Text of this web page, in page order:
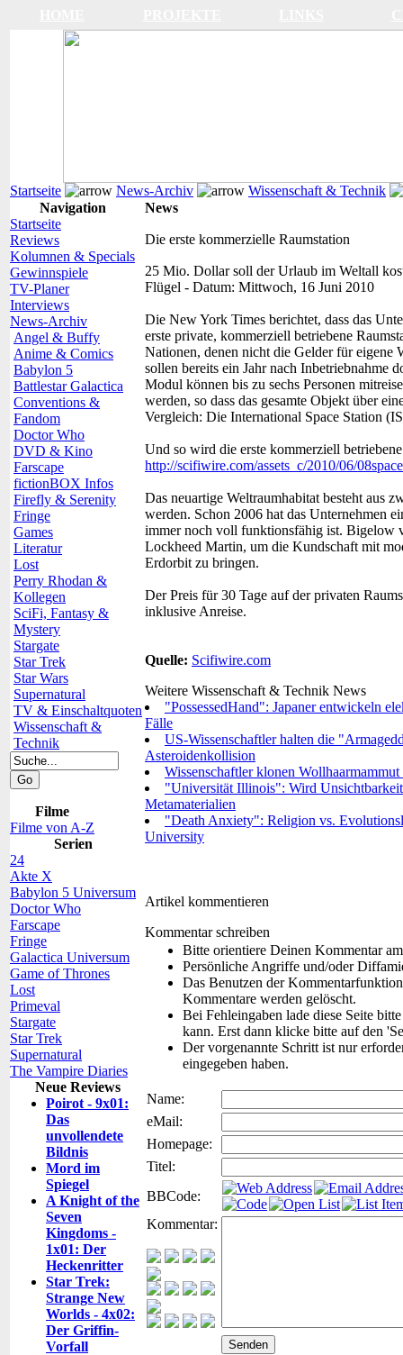
Startseite News-Archiv
Wissenschaft & Technik
Navigation
Startseite
Reviews
Kolumnen & Specials
Gewinnspiele
TV-Planer
Interviews
News-Archiv
Angel & Buffy
Anime & Comics
Babylon 5
Battlestar Galactica
Conventions &
Fandom
Doctor Who
DVD & Kino
Farscape
fictionBOX Infos
Firefly & Serenity
Fringe
Games
Literatur
Lost
Perry Rhodan &
Kollegen
SciFi, Fantasy &
Mystery
Stargate
Star Trek
Star Wars
Supernatural
TV & Einschaltquoten
Wissenschaft &
Technik
Filme
Filme von A-Z
Serien
24
Akte X
Babylon 5 Universum
Doctor Who
Farscape
Fringe
Galactica Universum
Game of Thrones
Lost
Primeval
Stargate
Star Trek
Supernatural
The Vampire Diaries
Neue Reviews
Poirot - 9x01:
Das
unvollendete
Bildnis
Mord im
Spiegel
A Knight of the
Seven
Kingdoms -
1x01: Der
Heckenritter
Star Trek:
Strange New
Worlds - 4x02:
Der Griffin-
Vorfall
News
Die erste kommerzielle Raumstation
25 Mio. Dollar soll der Urlaub im Weltall
Flügel - Datum: Mittwoch, 16 Juni 2010
Die New York Times berichtet, dass das
erste private, kommerziell betriebene
Nationen, denen nicht die Gelder für eigene
sollen bereits ein Jahr nach Inbetriebnahme
Modul können bis zu sechs Personen
werden, so dass das gesamte Objekt über
Vergleich: Die International Space Station
Und so wird die erste kommerziell
http://scifiwire.com/assets_c/2010/06/
Das neuartige Weltraumhabitat besteht aus
werden. Schon 2006 hat das Unternehmen
immer noch voll funktionsfähig ist. Bigelow
Lockheed Martin, um die Kundschaft mit
Erdorbit zu bringen.
Der Preis für 30 Tage auf der privaten
inklusive Anreise.
Quelle: Scifiwire.com
Weitere Wissenschaft & Technik News
"PossessedHand": Japaner entwickeln
Fälle
US-Wissenschaftler halten die
Asteroidenkollision
Wissenschaftler klonen
"Universität Illinois": Wird
Metamaterialien
"Death Anxiety": Religion vs.
University
Artikel kommentieren
Kommentar schreiben
Bitte orientiere Deinen Kommentar
Persönliche Angriffe und/oder
Das Benutzen der
Kommentare werden gelöscht.
Bei Fehleingaben lade diese Seite
kann. Erst dann klicke bitte auf den
Der vorgenannte Schritt ist nur
eingegeben haben.
Name:
eMail:
Homepage:
Titel:
BBCode:
Kommentar: